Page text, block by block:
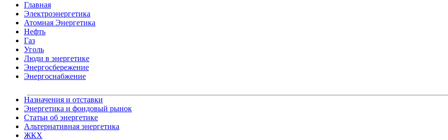
Главная
Электроэнергетика
Атомная Энергетика
Нефть
Газ
Уголь
Люди в энергетике
Энергосбережение
Энергоснабжение
Назначения и отставки
Энергетика и фондовый рынок
Статьи об энергетике
Альтернативная энергетика
ЖКХ